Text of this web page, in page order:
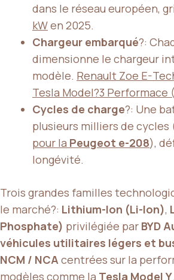
dans le réseau européen,
kWen 2025.
Chargeur embarqué?:
dimensionne le chargeur
modèle. Renault Zoe E-
Tesla Model?3 Performace
Cycles de charge?: Une
plusieurs milliers de cycles
pour la Peugeot e-208),
longévité.
Trois grandes familles
le marché?: Lithium-Ion (Li-Ion),
Phosphate) privilégiée par BYD
véhicules utilitaires légers et
NCM / NCA centrées sur la
modèles comme la Tesla Model Y